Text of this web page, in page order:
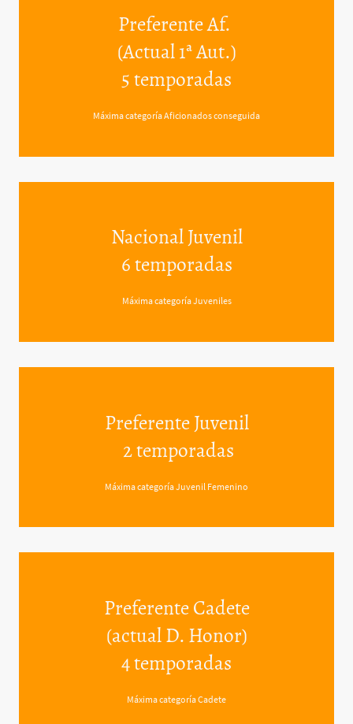
Preferente Af.
(Actual 1ª Aut.)
5 temporadas
Máxima categoría Aficionados conseguida
Nacional Juvenil
6 temporadas
Máxima categoría Juveniles
Preferente Juvenil
2 temporadas
Máxima categoría Juvenil Femenino
Preferente Cadete
(actual D. Honor)
4 temporadas
Máxima categoría Cadete